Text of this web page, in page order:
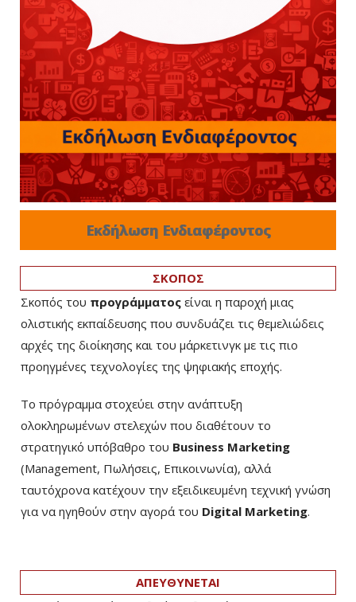
Εκδήλωση Ενδιαφέροντος
ΣΚΟΠΟΣ
Σκοπός του προγράμματος είναι η παροχή μιας
ολιστικής εκπαίδευσης που συνδυάζει τις θεμελιώδεις
αρχές της διοίκησης και του μάρκετινγκ με τις πιο
προηγμένες τεχνολογίες της ψηφιακής εποχής.
Το πρόγραμμα στοχεύει στην ανάπτυξη
ολοκληρωμένων στελεχών που διαθέτουν το
στρατηγικό υπόβαθρο του Business Marketing
(Management, Πωλήσεις, Επικοινωνία), αλλά
ταυτόχρονα κατέχουν την εξειδικευμένη τεχνική γνώση
για να ηγηθούν στην αγορά του Digital Marketing.
ΑΠΕΥΘΥΝΕΤΑΙ